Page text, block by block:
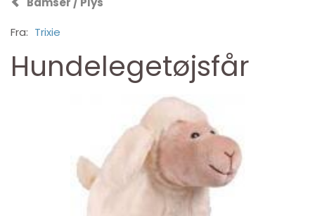
Fra: Trixie
Hundelegetøjsfår